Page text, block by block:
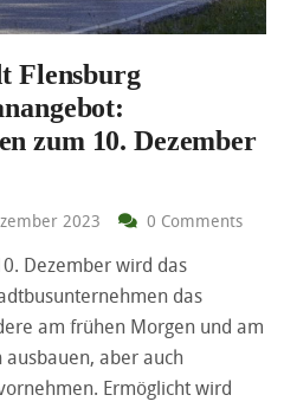
Flensburg
zum 10. Dezember
2023 0 Comments
Dezember wird das
das
am frühen Morgen und am
aber auch
Ermöglicht wird